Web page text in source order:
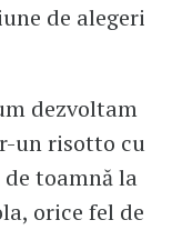
de alegeri
dezvoltam
un risotto cu
toamnă la
orice fel de